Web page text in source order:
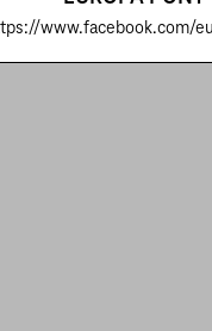
www.facebook.com/